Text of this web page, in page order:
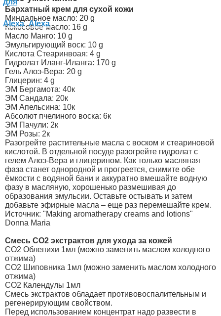
Бархатный крем для сухой кожи
Миндальное масло: 20 g
Кокосовое масло: 16 g
Масло Манго: 10 g
Эмульгирующий воск: 10 g
Кислота Стеаринвоая: 4 g
Гидролат Иланг-Иланга: 170 g
Гель Алоэ-Вера: 20 g
Глицерин: 4 g
ЭМ Бергамота: 40к
ЭМ Сандала: 20к
ЭМ Апельсина: 10к
Абсолют пчелиного воска: 6к
ЭМ Пачули: 2к
ЭМ Розы: 2к
Разогрейте растительные масла с воском и стеариновой
кислотой. В отдельной посуде разогрейте гидролат с
гелем Алоэ-Вера и глицерином. Как только масляная
фаза станет однородной и прогреется, снимите обе
ёмкости с водяной бани и аккуратно вмешайте водную
фазу в масляную, хорошенько размешивая до
образования эмульсии. Оставьте остывать и затем
добавьте эфирные масла – еще раз перемешайте крем.
Источник: "Making aromatherapy creams and lotions"
Donna Maria
Смесь CO2 экстрактов для ухода за кожей
CO2 Облепихи 1мл (можно заменить маслом холодного
отжима)
CO2 Шиповника 1мл (можно заменить маслом холодного
отжима)
CO2 Календулы 1мл
Смесь экстрактов обладает противовоспалительным и
регенерирующим свойством.
Перед использованием концентрат надо развести в